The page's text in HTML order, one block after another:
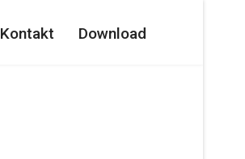
Kontakt Download